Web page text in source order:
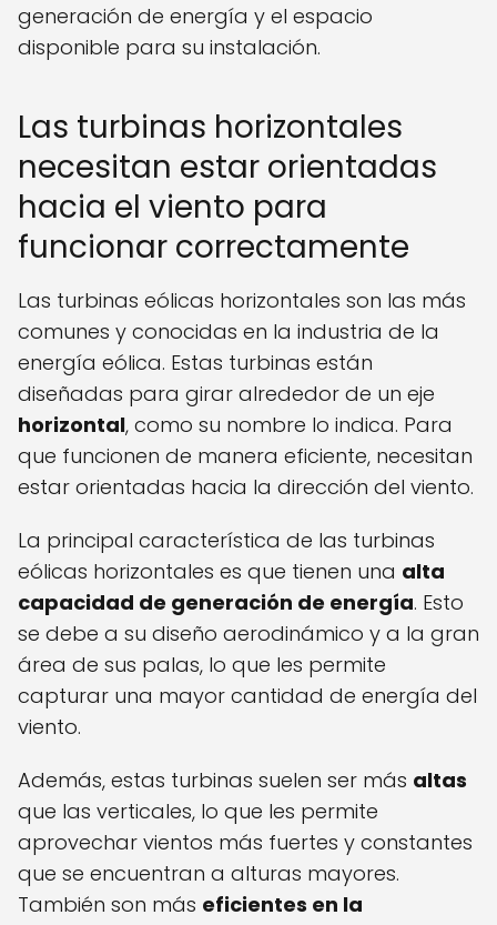
generación de energía y el espacio
disponible para su instalación.
Las turbinas horizontales
necesitan estar orientadas
hacia el viento para
funcionar correctamente
Las turbinas eólicas horizontales son las más
comunes y conocidas en la industria de la
energía eólica. Estas turbinas están
diseñadas para girar alrededor de un eje
horizontal, como su nombre lo indica. Para
que funcionen de manera eficiente, necesitan
estar orientadas hacia la dirección del viento.
La principal característica de las turbinas
eólicas horizontales es que tienen una alta
capacidad de generación de energía. Esto
se debe a su diseño aerodinámico y a la gran
área de sus palas, lo que les permite
capturar una mayor cantidad de energía del
viento.
Además, estas turbinas suelen ser más altas
que las verticales, lo que les permite
aprovechar vientos más fuertes y constantes
que se encuentran a alturas mayores.
También son más eficientes en la